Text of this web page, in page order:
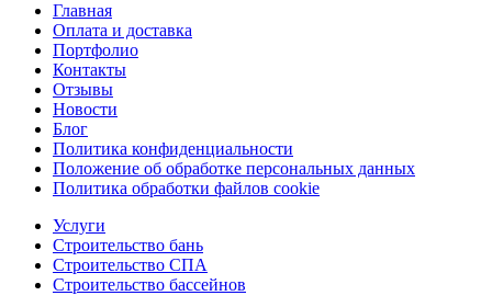
Главная
Оплата и доставка
Портфолио
Контакты
Отзывы
Новости
Блог
Политика конфиденциальности
Положение об обработке персональных данных
Политика обработки файлов cookie
Услуги
Строительство бань
Строительство СПА
Строительство бассейнов